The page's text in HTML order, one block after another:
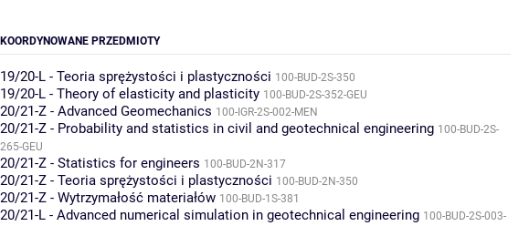
KOORDYNOWANE PRZEDMIOTY
19/20-L - Teoria sprężystości i plastyczności 100-BUD-2S-350
19/20-L - Theory of elasticity and plasticity 100-BUD-2S-352-GEU
20/21-Z - Advanced Geomechanics 100-IGR-2S-002-MEN
20/21-Z - Probability and statistics in civil and geotechnical engineering 100-BUD-2S-
265-GEU
20/21-Z - Statistics for engineers 100-BUD-2N-317
20/21-Z - Teoria sprężystości i plastyczności 100-BUD-2N-350
20/21-Z - Wytrzymałość materiałów 100-BUD-1S-381
20/21-L - Advanced numerical simulation in geotechnical engineering 100-BUD-2S-003-